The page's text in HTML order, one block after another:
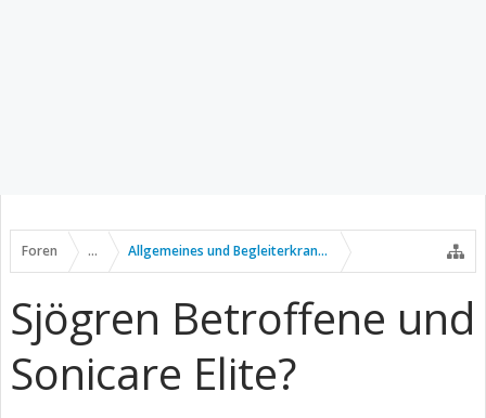
Foren ... Allgemeines und Begleiterkrankungen
Sjögren Betroffene und
Sonicare Elite?